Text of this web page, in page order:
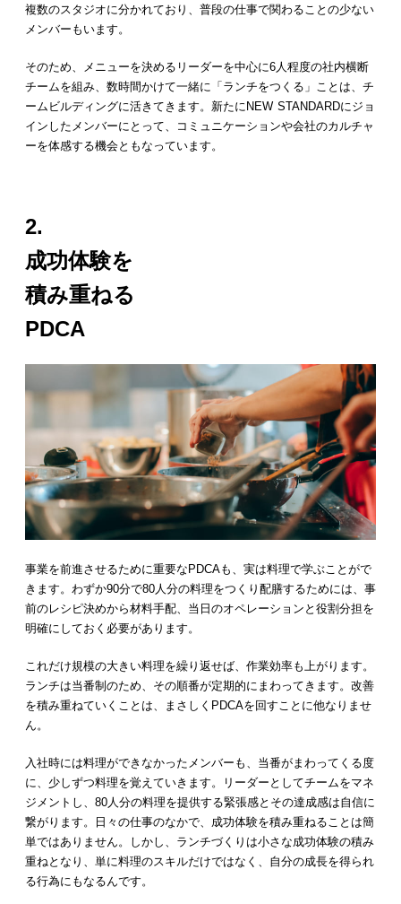
複数のスタジオに分かれており、普段の仕事で関わることの少ない
メンバーもいます。
そのため、メニューを決めるリーダーを中心に6人程度の社内横断
チームを組み、数時間かけて一緒に「ランチをつくる」ことは、チ
ームビルディングに活きてきます。新たにNEW STANDARDにジョ
インしたメンバーにとって、コミュニケーションや会社のカルチャ
ーを体感する機会ともなっています。
2.
成功体験を
積み重ねる
PDCA
事業を前進させるために重要なPDCAも、実は料理で学ぶことがで
きます。わずか90分で80人分の料理をつくり配膳するためには、事
前のレシピ決めから材料手配、当日のオペレーションと役割分担を
明確にしておく必要があります。
これだけ規模の大きい料理を繰り返せば、作業効率も上がります。
ランチは当番制のため、その順番が定期的にまわってきます。改善
を積み重ねていくことは、まさしくPDCAを回すことに他なりませ
ん。
入社時には料理ができなかったメンバーも、当番がまわってくる度
に、少しずつ料理を覚えていきます。リーダーとしてチームをマネ
ジメントし、80人分の料理を提供する緊張感とその達成感は自信に
繋がります。日々の仕事のなかで、成功体験を積み重ねることは簡
単ではありません。しかし、ランチづくりは小さな成功体験の積み
重ねとなり、単に料理のスキルだけではなく、自分の成長を得られ
る行為にもなるんです。